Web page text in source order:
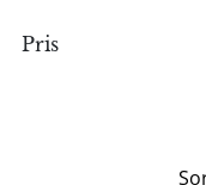
Pris